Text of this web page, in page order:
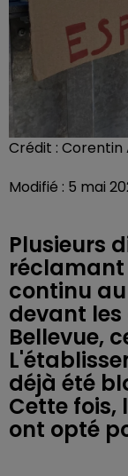
Crédit : Corentin
Modifié : 5 mai
Plusieurs
continu
devant
Bellevue,
déjà été
Cette fois,
ont opté